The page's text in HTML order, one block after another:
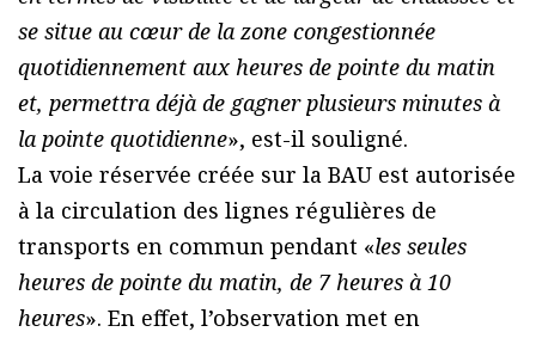
se situe au cœur de la zone congestionnée
quotidiennement aux heures de pointe du matin
et, permettra déjà de gagner plusieurs minutes à
la pointe quotidienne», est-il souligné.
La voie réservée créée sur la BAU est autorisée
à la circulation des lignes régulières de
transports en commun pendant «les seules
heures de pointe du matin, de 7 heures à 10
heures». En effet, l’observation met en